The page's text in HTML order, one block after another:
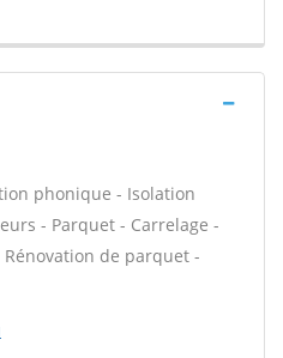
phonique - Isolation
- Parquet - Carrelage -
de parquet -